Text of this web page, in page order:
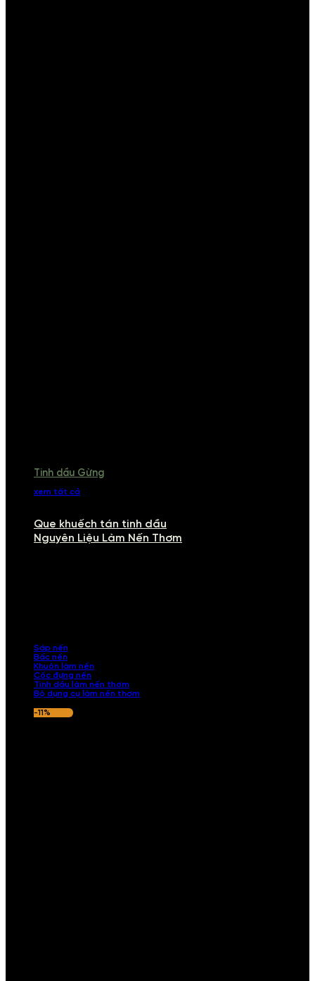
Tinh dầu Gừng
xem tất cả
Que khuếch tán tinh dầu
Nguyên Liệu Làm Nến Thơm
Sáp nến
Bấc nến
Khuôn làm nến
Cốc đựng nến
Tinh dầu làm nến thơm
Bộ dụng cụ làm nến thơm
-11%